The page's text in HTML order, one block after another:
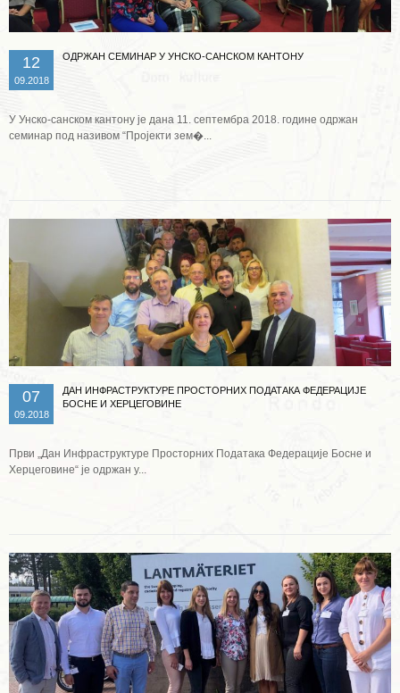
12
09.2018
ОДРЖАН СЕМИНАР У УНСКО-САНСКОМ КАНТОНУ
У Унско-санском кантону је дана 11. септембра 2018. године одржан
семинар под називом “Пројекти зем�...
07
09.2018
ДАН ИНФРАСТРУКТУРЕ ПРОСТОРНИХ ПОДАТАКА ФЕДЕРАЦИЈЕ
БОСНЕ И ХЕРЦЕГОВИНЕ
Први „Дан Инфраструктуре Просторних Података Федерације Босне и
Херцеговине“ је одржан у...